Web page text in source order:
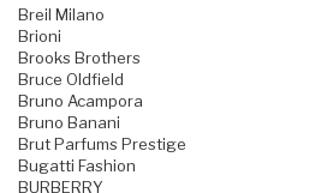
Breil Milano
Brioni
Brooks Brothers
Bruce Oldfield
Bruno Acampora
Bruno Banani
Brut Parfums Prestige
Bugatti Fashion
BURBERRY